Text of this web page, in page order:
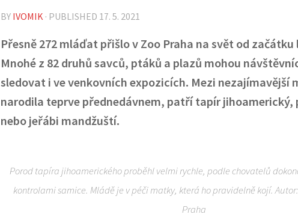
BY IVOMIK · PUBLISHED 17. 5. 2021
Přesně 272 mláďat přišlo v Zoo Praha na svět od
Mnohé z 82 druhů savců, ptáků a plazů mohou
sledovat i ve venkovních expozicích. Mezi nezajímavější
narodila teprve přednedávnem, patří tapír jihoamerický,
nebo jeřábi mandžuští.
Porod tapíra jihoamerického proběhl velmi rychle, podle chovatelů
kontrolami samice. Mládě je v péči matky, která ho pravidelně kojí.
Praha